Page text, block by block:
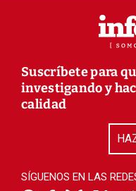
Suscríbete para
investigando y
calidad
SÍGUENOS EN LAS